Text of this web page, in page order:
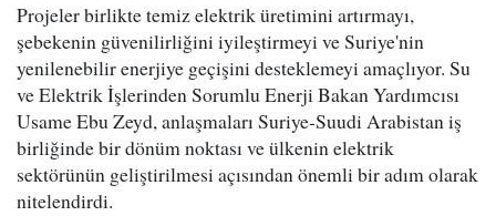
Projeler birlikte temiz elektrik üretimini artırmayı,
şebekenin güvenilirliğini iyileştirmeyi ve Suriye'nin
yenilenebilir enerjiye geçişini desteklemeyi amaçlıyor. Su
ve Elektrik İşlerinden Sorumlu Enerji Bakan Yardımcısı
Usame Ebu Zeyd, anlaşmaları Suriye-Suudi Arabistan iş
birliğinde bir dönüm noktası ve ülkenin elektrik
sektörünün geliştirilmesi açısından önemli bir adım olarak
nitelendirdi.